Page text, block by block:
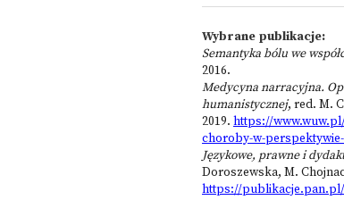
Wybrane publikacje:
Semantyka bólu we
2016.
Medycyna narracyjna.
humanistycznej, red. M.
2019. https://
choroby-w-
Językowe, prawne i
Doroszewska, M.
https://